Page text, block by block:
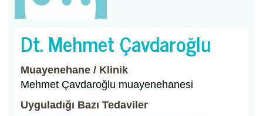
Dt. Mehmet Çavdaroğlu
Muayenehane / Klinik
Mehmet Çavdaroğlu muayenehanesi
Uyguladığı Bazı Tedaviler